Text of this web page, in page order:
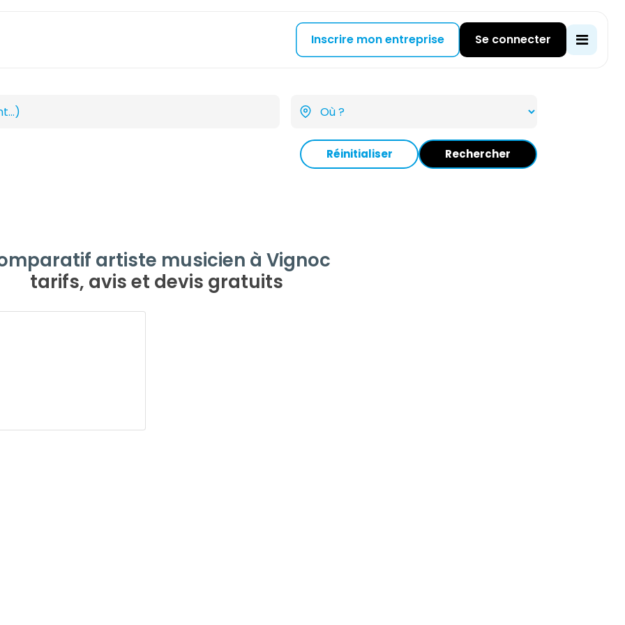
Inscrire mon entreprise Se connecter
Réinitialiser Rechercher
artiste musicien à Vignoc
tarifs, avis et devis gratuits